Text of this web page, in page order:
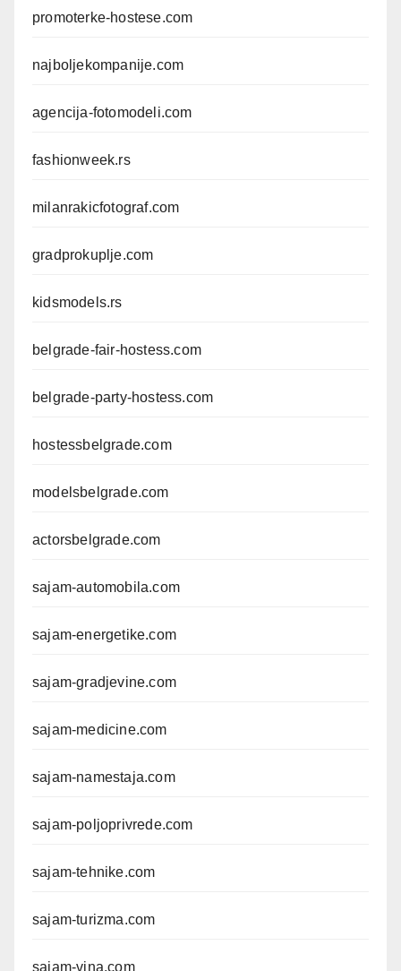
promoterke-hostese.com
najboljekompanije.com
agencija-fotomodeli.com
fashionweek.rs
milanrakicfotograf.com
gradprokuplje.com
kidsmodels.rs
belgrade-fair-hostess.com
belgrade-party-hostess.com
hostessbelgrade.com
modelsbelgrade.com
actorsbelgrade.com
sajam-automobila.com
sajam-energetike.com
sajam-gradjevine.com
sajam-medicine.com
sajam-namestaja.com
sajam-poljoprivrede.com
sajam-tehnike.com
sajam-turizma.com
sajam-vina.com